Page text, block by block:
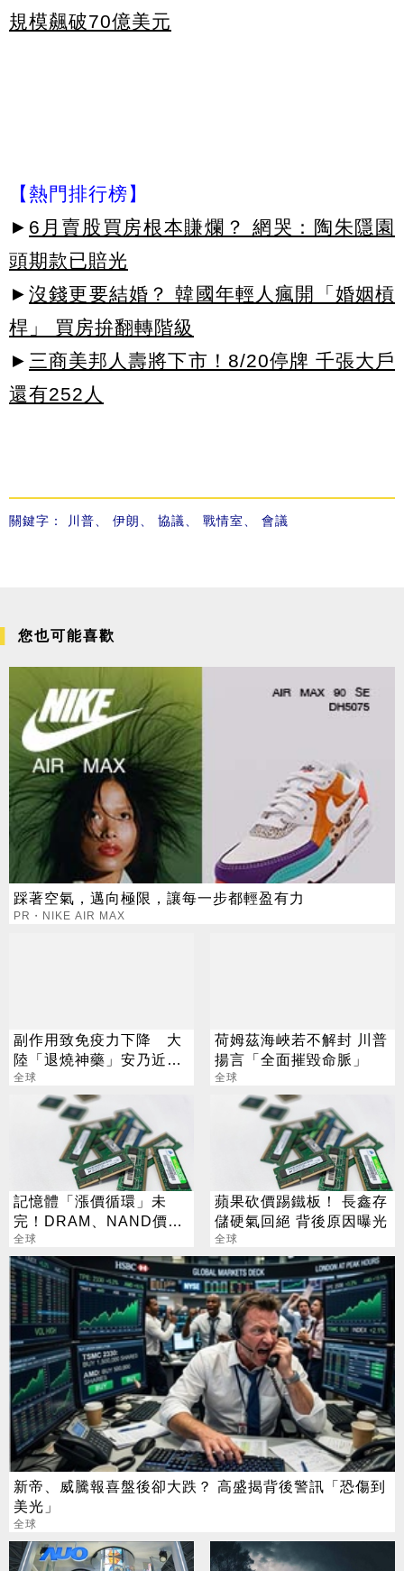
規模飆破70億美元
【熱門排行榜】
► 6月賣股買房根本賺爛？ 網哭：陶朱隱園
頭期款已賠光
► 沒錢更要結婚？ 韓國年輕人瘋開「婚姻槓
桿」 買房拚翻轉階級
► 三商美邦人壽將下市！8/20停牌 千張大戶
還有252人
關鍵字： 川普、 伊朗、 協議、 戰情室、 會議
您也可能喜歡
踩著空氣，邁向極限，讓每一步都輕盈有力
PR・NIKE AIR MAX
副作用致免疫力下降 大
陸「退燒神藥」安乃近全
面停售
全球
荷姆茲海峽若不解封 川普
揚言「全面摧毀命脈」
全球
記憶體「漲價循環」未
完！DRAM、NAND價格
7月再創新高
全球
蘋果砍價踢鐵板！ 長鑫存
儲硬氣回絕 背後原因曝光
全球
新帝、威騰報喜盤後卻大跌？ 高盛揭背後警訊「恐傷到
美光」
全球